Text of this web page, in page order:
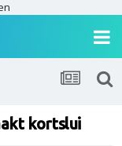
kortslui